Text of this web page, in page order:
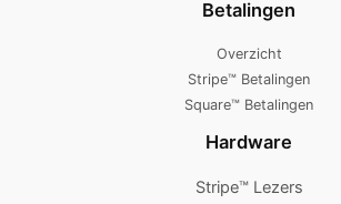
Betalingen
Overzicht
Stripe™ Betalingen
Square™ Betalingen
Hardware
Stripe™ Lezers